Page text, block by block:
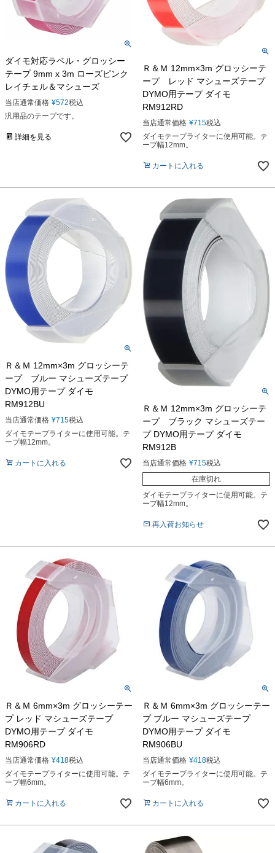
ダイモ対応ラベル・グロッシー
テープ 9mm x 3m ローズピンク
レイチェル＆マシューズ
当店通常価格 ¥572税込
汎用品のテープです。
詳細を見る
Ｒ＆Ｍ 12mm×3m グロッシーテ
ープ レッド マシューズテープ
DYMO用テープ ダイモ
RM912RD
当店通常価格 ¥715税込
ダイモテープライターに使用可能。テ
ープ幅12mm。
カートに入れる
Ｒ＆Ｍ 12mm×3m グロッシーテ
ープ ブルー マシューズテープ
DYMO用テープ ダイモ
RM912BU
当店通常価格 ¥715税込
ダイモテープライターに使用可能。テ
ープ幅12mm。
カートに入れる
Ｒ＆Ｍ 12mm×3m グロッシーテ
ープ ブラック マシューズテー
プ DYMO用テープ ダイモ
RM912B
当店通常価格 ¥715税込
在庫切れ
ダイモテープライターに使用可能。テ
ープ幅12mm。
再入荷お知らせ
Ｒ＆Ｍ 6mm×3m グロッシーテー
プ レッド マシューズテープ
DYMO用テープ ダイモ
RM906RD
当店通常価格 ¥418税込
ダイモテープライターに使用可能。テ
ープ幅6mm。
カートに入れる
Ｒ＆Ｍ 6mm×3m グロッシーテー
プ ブルー マシューズテープ
DYMO用テープ ダイモ
RM906BU
当店通常価格 ¥418税込
ダイモテープライターに使用可能。テ
ープ幅6mm。
カートに入れる